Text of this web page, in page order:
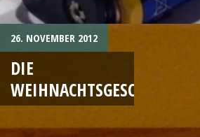
26. NOVEMBER 2012
DIE
WEIHNACHTSGESCHICHTE